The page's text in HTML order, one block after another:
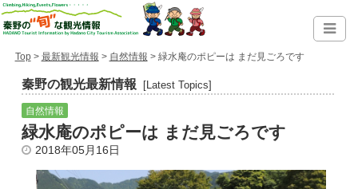
Top> 最新観光情報 > 自然情報 > 緑水庵のポピーは まだ見ごろです
秦野の観光最新情報 [Latest Topics]
自然情報
緑水庵のポピーは まだ見ごろです
2018年05月16日